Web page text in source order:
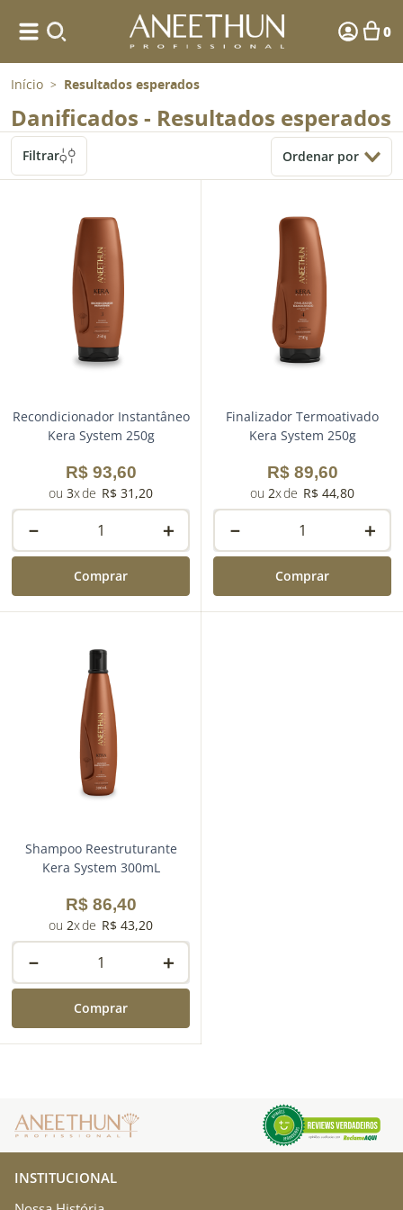
0
Início > Resultados esperados
Danificados - Resultados esperados
Filtrar Ordenar por
Recondicionador Instantâneo
Kera System 250g
R$ 93,60
3 R$ 31 ,20
＋
－
Comprar
Finalizador Termoativado
Kera System 250g
R$ 89,60
2 R$ 44,80
＋
－
Comprar
Shampoo Reestruturante
Kera System 300mL
R$ 86,40
2 R$ 43,20
＋
－
Comprar
INSTITUCIONAL